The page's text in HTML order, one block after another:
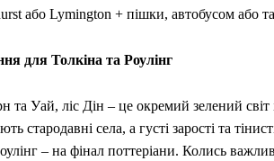
або Lymington + пішки, автобусом або
для Толкіна та Роулінг
та Уай, ліс Дін – це окремий зелений
стародавні села, а густі зарості та
– на фінал поттеріани. Колись